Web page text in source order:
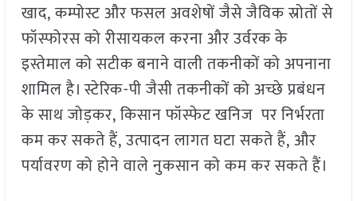
खाद, कम्पोस्ट और फसल अवशेषों जैसे जैविक स्रोतों से
फॉस्फोरस को रीसायकल करना और उर्वरक के
इस्तेमाल को सटीक बनाने वाली तकनीकों को अपनाना
शामिल है। स्टेरिक-पी जैसी तकनीकों को अच्छे प्रबंधन
के साथ जोड़कर, किसान फॉस्फेट खनिज पर निर्भरता
कम कर सकते हैं, उत्पादन लागत घटा सकते हैं, और
पर्यावरण को होने वाले नुकसान को कम कर सकते हैं।